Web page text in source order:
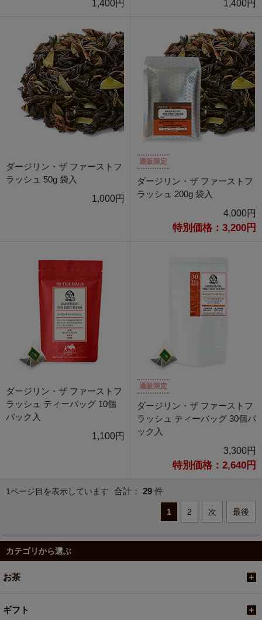
1,400円 1,400円
ダージリン・ザ ファーストフ
ラッシュ 50g 袋入
1,000円
通販限定
ダージリン・ザ ファーストフ
ラッシュ 200g 袋入
4,000円
特別価格：3,200円
ダージリン・ザ ファーストフ
ラッシュ ティーバッグ 10個
パック入
1,100円
通販限定
ダージリン・ザ ファーストフ
ラッシュ ティーバッグ 30個パ
ック入
3,300円
特別価格：2,640円
1ページ目を表示しています 合計： 29 件
1 2 次 最後
カテゴリから選ぶ
お茶
ギフト